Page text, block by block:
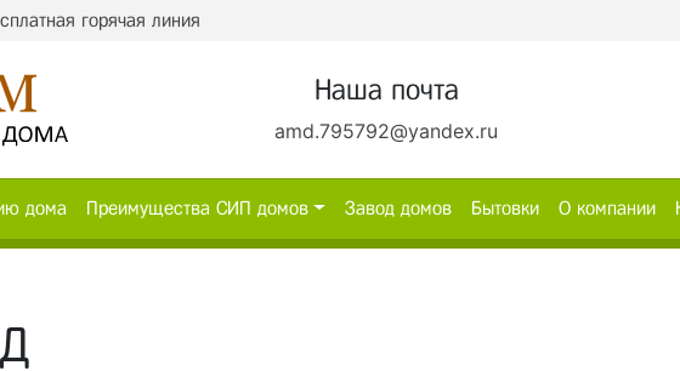
горячая линия
Наша почта
amd.795792@yandex.ru
дома Преимущества СИП домов Завод домов Бытовки О компании